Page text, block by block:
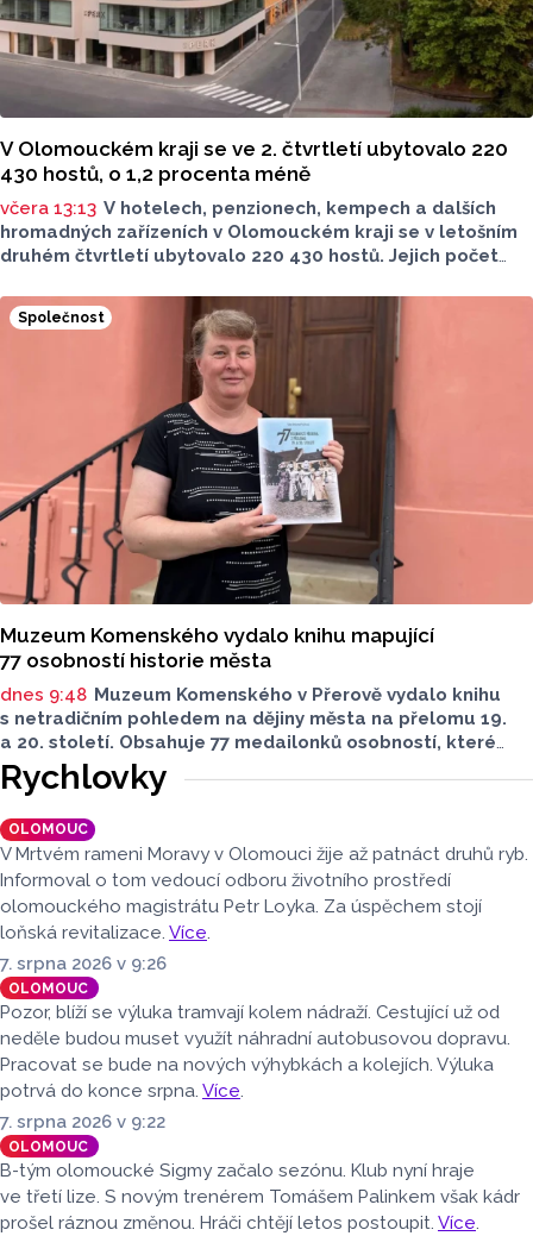
V Olomouckém kraji se ve 2. čtvrtletí ubytovalo 220
430 hostů, o 1,2 procenta méně
včera 13:13 V hotelech, penzionech, kempech a dalších
hromadných zařízeních v Olomouckém kraji se v letošním
druhém čtvrtletí ubytovalo 220 430 hostů. Jejich počet
přibylo ubytovaných cizinců, kterých bylo 45 548,
meziročně o 9,1 procenta více. Naopak domácích hostů
v regionu ubylo, kraj v tomto období navštívilo 174 882
turistů, což bylo meziročně o 3,6 procenta méně. Celkový
počet přenocování v kraji klesl o 4,7 procenta. Údaje
dnes zveřejnil Český statistický úřad (ČSÚ).
Společnost
Muzeum Komenského vydalo knihu mapující
77 osobností historie města
dnes 9:48 Muzeum Komenského v Přerově vydalo knihu
s netradičním pohledem na dějiny města na přelomu 19.
a 20. století. Obsahuje 77 medailonků osobností, které
se na jeho rozvoji významně podílely. Jejich životní příběhy
jsou doplněny dobovými snímky. Podle autorky publikace
Šárky Krákorové Pajůrkové tomu předcházelo 13 let
pátrání po jejich osudech. Kniha vychází u příležitosti
letošního 770. výročí povýšení Přerova na královské město,
sdělila ČTK mluvčí radnice Lenka Chalupová.
Rychlovky
OLOMOUC
V Mrtvém rameni Moravy v Olomouci žije až patnáct druhů ryb.
Informoval o tom vedoucí odboru životního prostředí
olomouckého magistrátu Petr Loyka. Za úspěchem stojí
loňská revitalizace. Více.
7. srpna 2026 v 9:26
OLOMOUC
Pozor, blíží se výluka tramvají kolem nádraží. Cestující už od
neděle budou muset využít náhradní autobusovou dopravu.
Pracovat se bude na nových výhybkách a kolejích. Výluka
potrvá do konce srpna. Více.
7. srpna 2026 v 9:22
OLOMOUC
B-tým olomoucké Sigmy začalo sezónu. Klub nyní hraje
ve třetí lize. S novým trenérem Tomášem Palinkem však kádr
prošel ráznou změnou. Hráči chtějí letos postoupit. Více.